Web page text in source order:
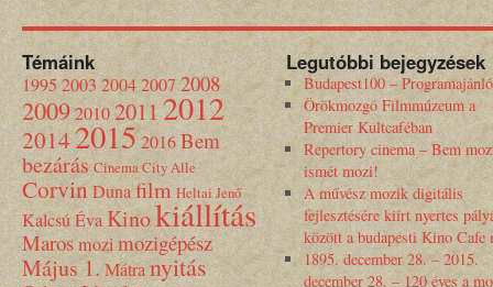
Témáink
1995 2003 20042007 2008
200920102011 2012
201420152016Bem
bezárás Cinema City Alle
CorvinDunafilm Heltai Jenő
Kalcsú ÉvaKinokiállítás
Marosmozimozigépész
Május 1. Mátranyitás
Legutóbbi bejegyzések
Budapest100 – Programajánló
Örökmozgó Filmmúzeum a
Premier Kultcaféban
Repertory cinema – Bem
ismét mozi!
A művész mozik digitális
fejlesztésére kiírt nyertes
között a budapesti Kino Cafe
1895. december 28. – 2015.
december 28. – 120 éves a